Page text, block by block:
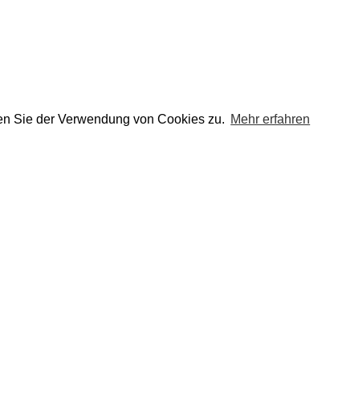
Sie der Verwendung von Cookies zu. Mehr erfahren